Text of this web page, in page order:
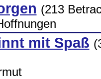
(213
mit Spaß